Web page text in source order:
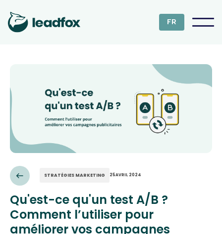
FR
STRATÉGIES MARKETING 25AVRIL 2024
Qu'est-ce qu'un test A/B ?
Comment l’utiliser pour
améliorer vos campagnes